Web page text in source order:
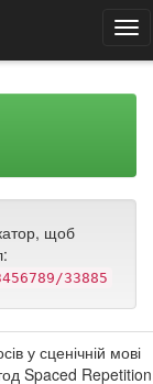
щоб
33885
у сценічній мові
Spaced Repetition